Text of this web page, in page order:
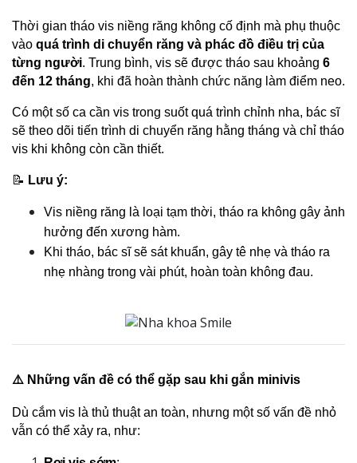
Thời gian tháo vis niềng răng không cố định mà phụ thuộc
vào quá trình di chuyển răng và phác đồ điều trị của
từng người. Trung bình, vis sẽ được tháo sau khoảng 6
đến 12 tháng, khi đã hoàn thành chức năng làm điểm neo.
Có một số ca cần vis trong suốt quá trình chỉnh nha, bác sĩ
sẽ theo dõi tiến trình di chuyển răng hằng tháng và chỉ tháo
vis khi không còn cần thiết.
📝 Lưu ý:
Vis niềng răng là loại tạm thời, tháo ra không gây ảnh
hưởng đến xương hàm.
Khi tháo, bác sĩ sẽ sát khuẩn, gây tê nhẹ và tháo ra
nhẹ nhàng trong vài phút, hoàn toàn không đau.
⚠️ Những vấn đề có thể gặp sau khi gắn minivis
Dù cắm vis là thủ thuật an toàn, nhưng một số vấn đề nhỏ
vẫn có thể xảy ra, như: